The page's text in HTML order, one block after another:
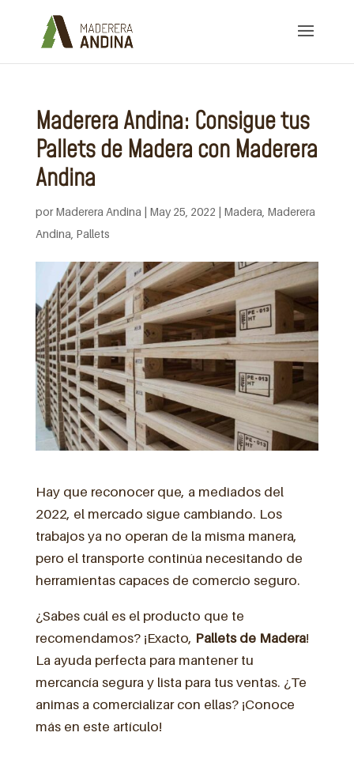
Maderera Andina: Consigue tus
Pallets de Madera con Maderera
Andina
porMaderera Andina | May 25, 2022 | Madera Maderera
Andina Pallets
Hay que reconocer que, a mediados del
2022, el mercado sigue cambiando. Los
trabajos ya no operan de la misma manera,
pero el transporte continúa necesitando de
herramientas capaces de comercio seguro.
¿Sabes cuál es el producto que te
recomendamos? ¡Exacto, Pallets de Madera!
La ayuda perfecta para mantener tu
mercancía segura y lista para tus ventas. ¿Te
animas a comercializar con ellas? ¡Conoce
más en este artículo!